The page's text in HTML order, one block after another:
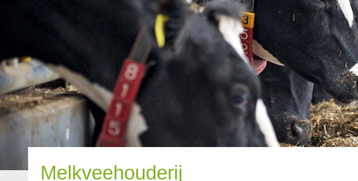
Melkveehouderij